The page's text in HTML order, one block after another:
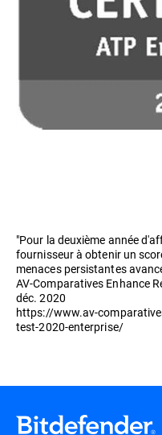
"Pour la deuxième année
fournisseur à obtenir un
menaces persistantes
AV-Comparatives Enhance
déc. 2020
https://www.av-
test-2020-enterprise/